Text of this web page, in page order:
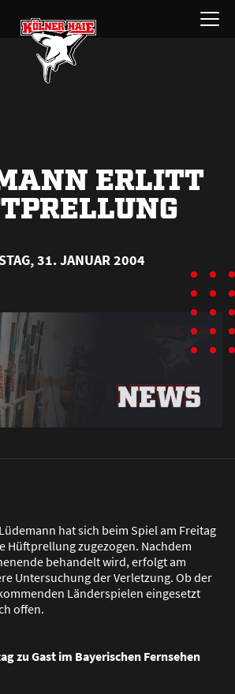
Menü
öffnen
ERLITT
31. JANUAR 2004
hat sich beim Spiel am Freitag
Hüftprellung zugezogen. Nachdem
behandelt wird, erfolgt am
Untersuchung der Verletzung. Ob der
Länderspielen eingesetzt
offen.
zu Gast im Bayerischen Fernsehen